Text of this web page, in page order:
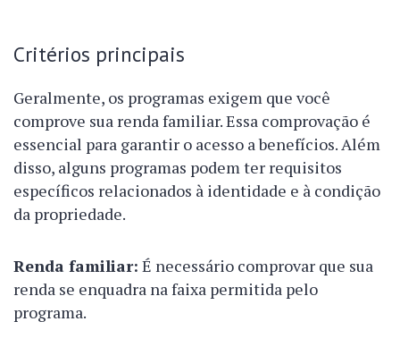
Critérios principais
Geralmente, os programas exigem que você
comprove sua renda familiar. Essa comprovação é
essencial para garantir o acesso a benefícios. Além
disso, alguns programas podem ter requisitos
específicos relacionados à identidade e à condição
da propriedade.
Renda familiar: É necessário comprovar que sua
renda se enquadra na faixa permitida pelo
programa.